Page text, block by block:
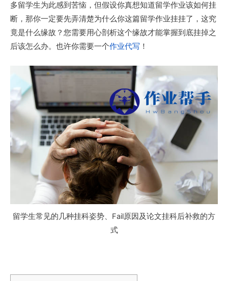
多留学生为此感到苦恼，但假设你真想知道留学作业该如何挂
断，那你一定要先弄清楚为什么你这篇留学作业挂挂了，这究
竟是什么缘故？您需要用心剖析这个缘故才能掌握到底挂掉之
后该怎么办。也许你需要一个作业代写 ！
留学生常见的几种挂科姿势、Fail原因及论文挂科后补救的方
式